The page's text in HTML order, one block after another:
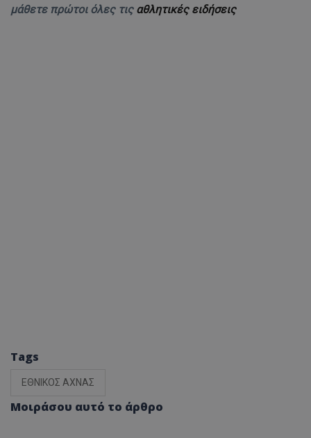
μάθετε πρώτοι όλες τις αθλητικές ειδήσεις
Tags
ΕΘΝΙΚΟΣ ΑΧΝΑΣ
Μοιράσου αυτό το άρθρο